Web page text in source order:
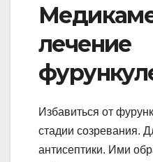
лечение
Избавиться от
стадии созревания.
антисептики. Ими